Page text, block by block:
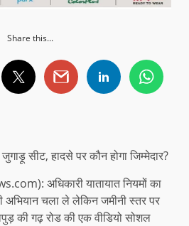
Share this...
सीट, हादसे पर कौन होगा जिम्मेदार?
अधिकारी यातायात नियमों का
चला ले लेकिन जमीनी स्तर पर
की गढ़ रोड की एक वीडियो सोशल